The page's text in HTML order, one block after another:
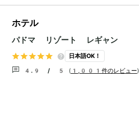
ホテル
パドマ リゾート レギャン
日本語OK！
4.9 / 5 ( 1,001件のレビュー)